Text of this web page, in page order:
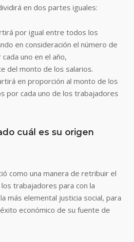
en dos partes iguales:
por igual entre todos los
en consideración el número de
uno en el año,
del monto de los salarios.
en proporción al monto de los
por cada uno de los trabajadores
cuál es su origen
como una manera de retribuir el
trabajadores para con la
más elemental justicia social, para
económico de su fuente de